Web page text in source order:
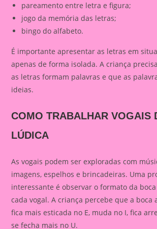
pareamento entre letra e figura;
jogo da memória das letras;
bingo do alfabeto.
É importante apresentar as letras em
apenas de forma isolada. A criança
as letras formam palavras e que as
ideias.
COMO TRABALHAR VOGAIS
LÚDICA
As vogais podem ser exploradas com
imagens, espelhos e brincadeiras. Uma
interessante é observar o formato da
cada vogal. A criança percebe que a boca
fica mais esticada no E, muda no I, fica
se fecha mais no U.